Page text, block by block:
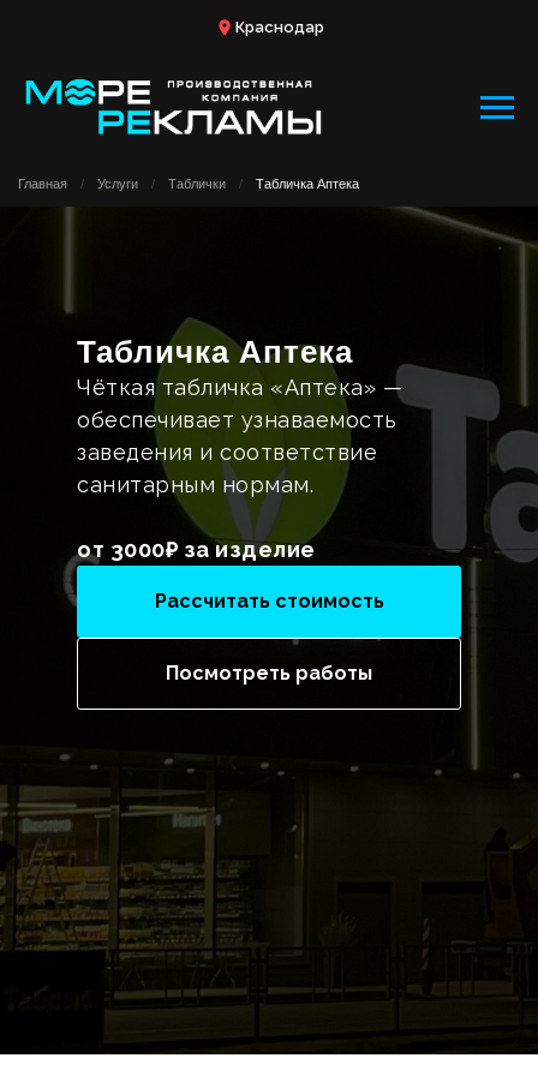
Краснодар
Главная / Услуги / Таблички / Табличка Аптека
Табличка Аптека
Чёткая табличка «Аптека» —
обеспечивает узнаваемость
заведения и соответствие
санитарным нормам.
от 3000₽ за изделие
Рассчитать стоимость
Посмотреть работы